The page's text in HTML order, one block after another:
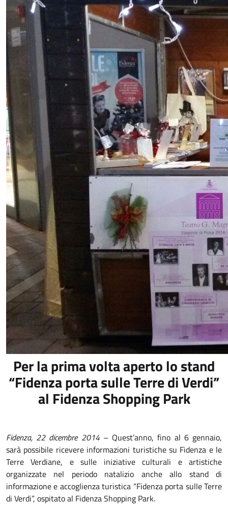
Per la prima volta aperto lo stand
“Fidenza porta sulle Terre di Verdi”
al Fidenza Shopping Park
Fidenza, 22 dicembre 2014– Quest’anno, fino al 6 gennaio,
sarà possibile ricevere informazioni turistiche su Fidenza e le
Terre Verdiane, e sulle iniziative culturali e artistiche
organizzate nel periodo natalizio anche allo stand di
informazione e accoglienza turistica “Fidenza porta sulle Terre
di Verdi”, ospitato al Fidenza Shopping Park.